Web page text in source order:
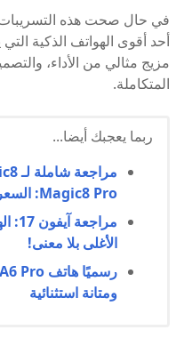
مزيج مثالي من الأداء،
المتكاملة.
ربما يعجبك أيضا...
Magic8 Pro: السعر، المواصفات، والمميزات
الأغلى بلا معنى!
ومتانة استثنائية